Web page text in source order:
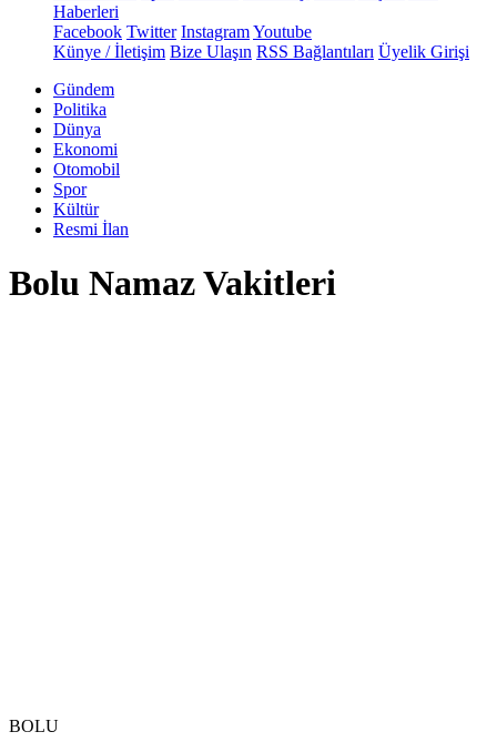
Haberleri
Facebook Twitter InstagramYoutube
Künye / İletişim Bize Ulaşın RSS Bağlantıları Üyelik Girişi
Gündem
Politika
Dünya
Ekonomi
Otomobil
Spor
Kültür
Resmi İlan
Bolu Namaz Vakitleri
BOLU